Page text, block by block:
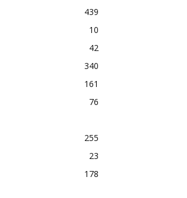
439
10
42
340
161
76
255
23
178